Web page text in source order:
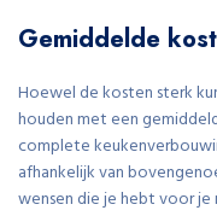
Gemiddelde
Hoewel de kosten sterk
houden met een
complete
afhankelijk van
wensen die je hebt voor je